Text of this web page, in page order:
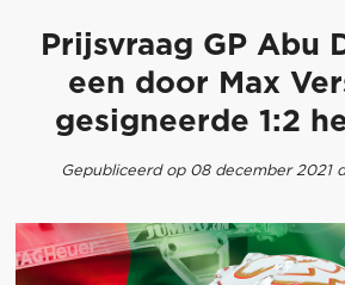
Prijsvraag GP Abu
een door Max
gesigneerde 1:2
Gepubliceerd op 08 december 2021